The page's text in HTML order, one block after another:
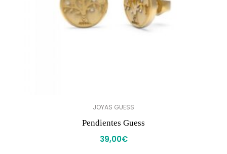
JOYAS GUESS
Pendientes Guess
39,00€